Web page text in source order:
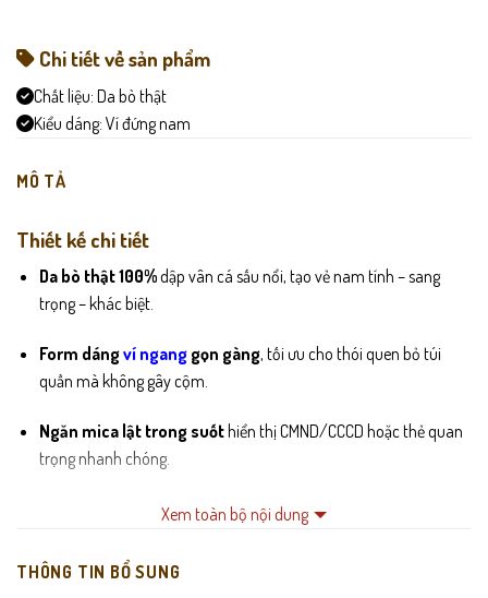
Chi tiết về sản phẩm
Chất liệu: Da bò thật
Kiểu dáng: Ví đứng nam
MÔ TẢ
Thiết kế chi tiết
Da bò thật 100%dập vân cá sấu nổi, tạo vẻ nam tính – sang
trọng – khác biệt.
Form dángví nganggọn gàng, tối ưu cho thói quen bỏ túi
quần mà không gây cộm.
Ngăn mica lật trong suốthiển thị CMND/CCCD hoặc thẻ quan
trọng nhanh chóng.
Nhiều khe thẻ bố trí dọc & ngang, dễ thao tác, sắp xếp gọn
Ngăn tiền lớnrộng rãi, chia đôi tiện cho phân loại tiền Việt –
Xem toàn bộ nội dung
THÔNG TIN BỔ SUNG